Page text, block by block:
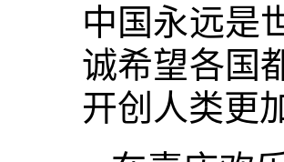
中国永远是
诚希望各国
开创人类更